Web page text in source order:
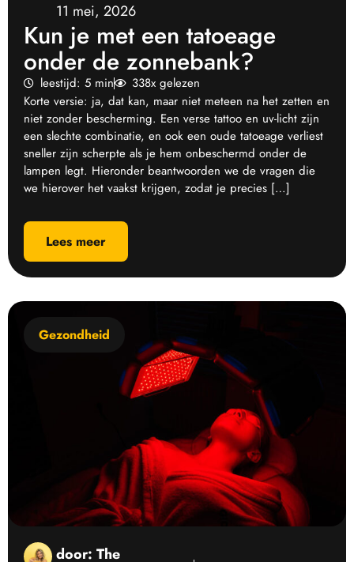
11 mei, 2026
Kun je met een tatoeage
onder de zonnebank?
leestijd: 5 min
338x gelezen
Korte versie: ja, dat kan, maar niet meteen na het zetten en
niet zonder bescherming. Een verse tattoo en uv-licht zijn
een slechte combinatie, en ook een oude tatoeage verliest
sneller zijn scherpte als je hem onbeschermd onder de
lampen legt. Hieronder beantwoorden we de vragen die
we hierover het vaakst krijgen, zodat je precies […]
Lees meer
Gezondheid
door: The